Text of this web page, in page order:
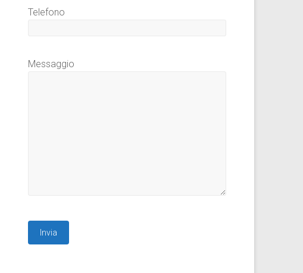
Telefono
Messaggio